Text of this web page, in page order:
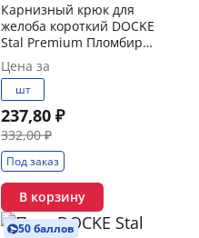
Карнизный крюк для
желоба короткий DOCKE
Stal Premium Пломбир
D=125
Цена за
шт
237,80 ₽
332,00 ₽
Под заказ
В корзину
50 баллов